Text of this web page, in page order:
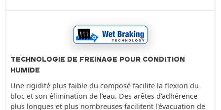
TECHNOLOGIE DE FREINAGE POUR CONDITION
HUMIDE
Une rigidité plus faible du composé facilite la flexion du
bloc et son élimination de l'eau. Des arêtes d'adhérence
plus longues et plus nombreuses facilitent l'évacuation de